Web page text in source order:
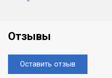
Отзывы
Оставить отзыв